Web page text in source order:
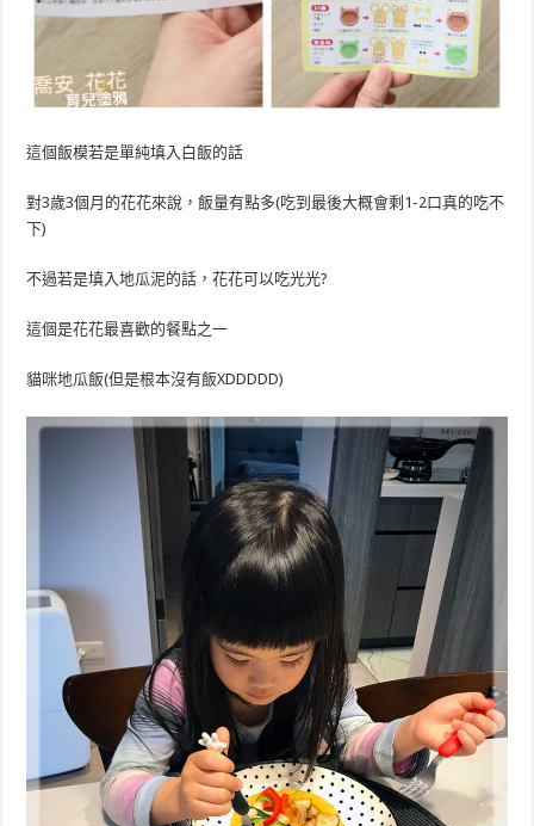
這個飯模若是單純填入白飯的話
對3歲3個月的花花來說，飯量有點多(吃到最後大概會剩1-2口真的吃不
下)
不過若是填入地瓜泥的話，花花可以吃光光?
這個是花花最喜歡的餐點之一
貓咪地瓜飯(但是根本沒有飯XDDDDD)